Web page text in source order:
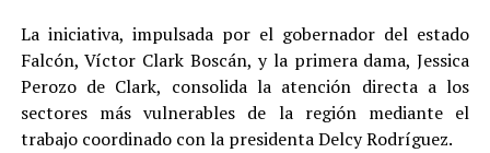
La iniciativa, impulsada por el gobernador del estado
Falcón, Víctor Clark Boscán, y la primera dama, Jessica
Perozo de Clark, consolida la atención directa a los
sectores más vulnerables de la región mediante el
trabajo coordinado con la presidenta Delcy Rodríguez.